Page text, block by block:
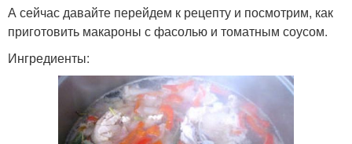
А сейчас давайте перейдем к рецепту и посмотрим, как
приготовить макароны с фасолью и томатным соусом.
Ингредиенты: